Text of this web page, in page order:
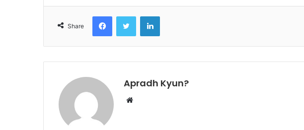
Share
Apradh Kyun?